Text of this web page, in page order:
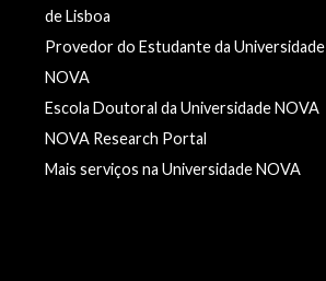
de Lisboa
Provedor do Estudante da Universidade
NOVA
Escola Doutoral da Universidade NOVA
NOVA Research Portal
Mais serviços na Universidade NOVA